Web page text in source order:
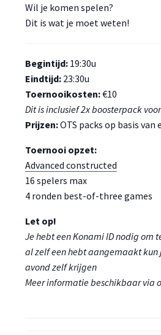
Wil je komen spelen?
Dit is wat je moet weten!
Begintijd: 19:30u
Eindtijd: 23:30u
Toernooikosten:€10
Dit is inclusief 2x boosterpack
Prijzen:OTS packs op basis
Toernooi opzet:
Advanced constructed
16 spelers max
4 ronden best-of-three games
Let op!
Je hebt een Konami ID nodig om
al zelf een hebt aangemaakt kun
avond zelf krijgen
Meer informatie beschikbaar via